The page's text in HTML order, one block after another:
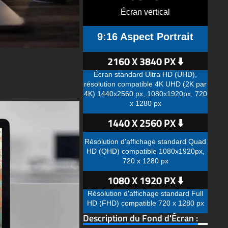
Écran vertical
9:16 Aspect Portrait
2160 X 3840 PX ⬇️
Écran standard Ultra HD (UHD),
résolution compatible 4K UHD (2K par
4K) 1440x2560 px, 1080x1920px, 720
x 1280 px
1440 X 2560 PX ⬇️
Résolution d'affichage standard Quad
HD (QHD) compatible 1080x1920px,
720 x 1280 px
1080 X 1920 PX ⬇️
Résolution d'affichage standard Full
HD (FHD) compatible 720 x 1280 px
Description du Fond d'Écran :